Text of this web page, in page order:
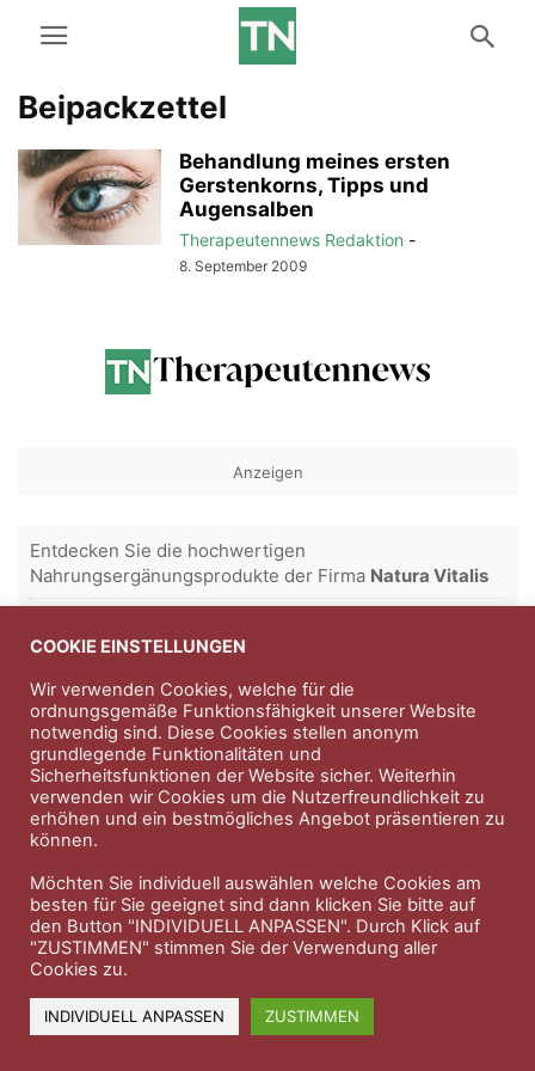
Beipackzettel
Behandlung meines ersten
Gerstenkorns, Tipps und
Augensalben
Therapeutennews Redaktion -
8. September 2009
Anzeigen
Entdecken Sie die hochwertigen
Nahrungsergänungsprodukte der Firma Natura Vitalis
Versicherungen und Finanzdienstleistungen seit 1986 -
Impressum Nutzungsbedingungen
Datenschutzerklärung Therapeutenkatalog Über uns
COOKIE EINSTELLUNGEN
Wir verwenden Cookies, welche für die
ordnungsgemäße Funktionsfähigkeit unserer Website
notwendig sind. Diese Cookies stellen anonym
grundlegende Funktionalitäten und
Sicherheitsfunktionen der Website sicher. Weiterhin
verwenden wir Cookies um die Nutzerfreundlichkeit zu
erhöhen und ein bestmögliches Angebot präsentieren zu
können.
Möchten Sie individuell auswählen welche Cookies am
besten für Sie geeignet sind dann klicken Sie bitte auf
den Button "INDIVIDUELL ANPASSEN". Durch Klick auf
"ZUSTIMMEN" stimmen Sie der Verwendung aller
Cookies zu.
INDIVIDUELL ANPASSEN ZUSTIMMEN